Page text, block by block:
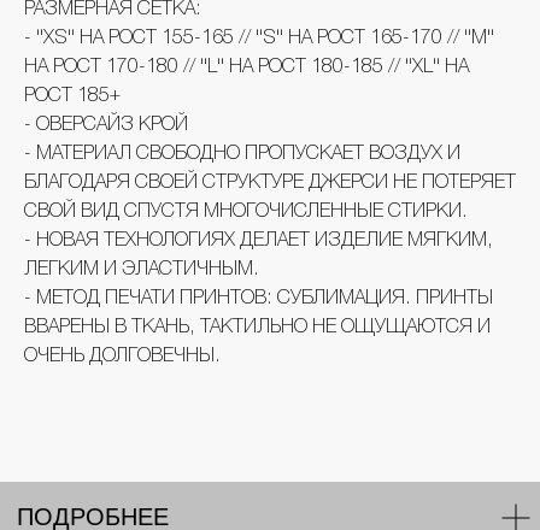
РАЗМЕРНАЯ СЕТКА:
- ''XS'' НА РОСТ 155-165 // ''S'' НА РОСТ 165-170 // ''M''
НА РОСТ 170-180 // ''L'' НА РОСТ 180-185 // ''XL'' НА
РОСТ 185+
- ОВЕРСАЙЗ КРОЙ
- МАТЕРИАЛ СВОБОДНО ПРОПУСКАЕТ ВОЗДУХ И
БЛАГОДАРЯ СВОЕЙ СТРУКТУРЕ ДЖЕРСИ НЕ ПОТЕРЯЕТ
СВОЙ ВИД СПУСТЯ МНОГОЧИСЛЕННЫЕ СТИРКИ.
- НОВАЯ ТЕХНОЛОГИЯХ ДЕЛАЕТ ИЗДЕЛИЕ МЯГКИМ,
ЛЕГКИМ И ЭЛАСТИЧНЫМ.
- МЕТОД ПЕЧАТИ ПРИНТОВ: СУБЛИМАЦИЯ. ПРИНТЫ
ВВАРЕНЫ В ТКАНЬ, ТАКТИЛЬНО НЕ ОЩУЩАЮТСЯ И
ОЧЕНЬ ДОЛГОВЕЧНЫ.
ПОДРОБНЕЕ
KUSAKABE 2024